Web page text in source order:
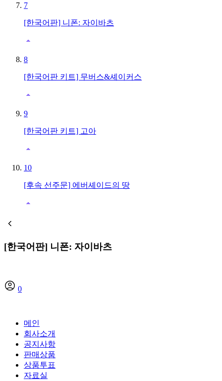
7
[한국어판] 니폰: 자이바츠
8
[한국어판 키트] 무버스&셰이커스
9
[한국어판 키트] 고아
10
[후속 선주문] 에버셰이드의 땅
[한국어판] 니폰: 자이바츠
0
메인
회사소개
공지사항
판매상품
상품투표
자료실